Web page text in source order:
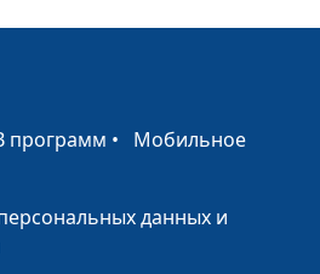
к.филос.н., доктор
к.филос.н., доктор
Евгений Зайцев,
программ • Мобильное
данных и